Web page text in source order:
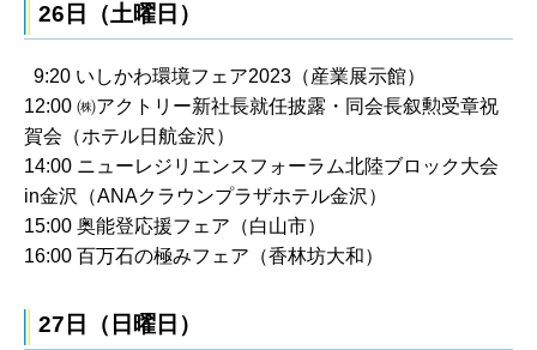
26日（土曜日）
9:20 いしかわ環境フェア2023（産業展示館）
12:00 ㈱アクトリー新社長就任披露・同会長叙勲受章祝
賀会（ホテル日航金沢）
14:00 ニューレジリエンスフォーラム北陸ブロック大会
in金沢（ANAクラウンプラザホテル金沢）
15:00 奥能登応援フェア（白山市）
16:00 百万石の極みフェア（香林坊大和）
27日（日曜日）